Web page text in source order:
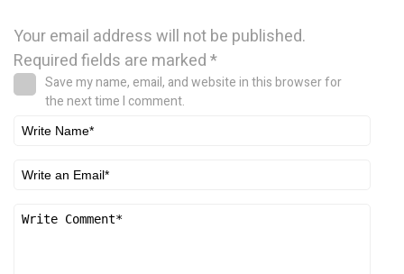
Your email address will not be published.
Required fields are marked*
Save my name, email, and website in this browser for
the next time I comment.